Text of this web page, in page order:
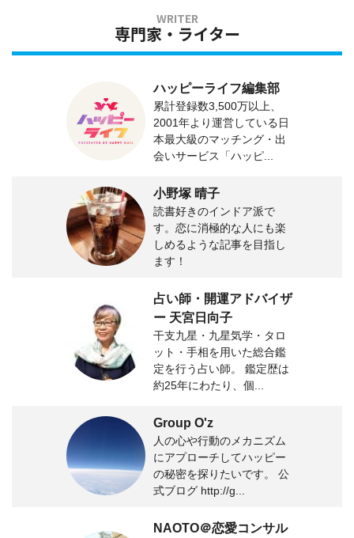
専門家・ライター
ハッピーライフ編集部
累計登録数3,500万以上、
2001年より運営している日
本最大級のマッチング・出
会いサービス「ハッピ...
小野塚 晴子
読書好きのインドア派で
す。恋に消極的な人にも楽
しめるような記事を目指し
ます！
占い師・開運アドバイザ
ー 天宮日向子
干支九星・九星気学・タロ
ット・手相を用いた総合鑑
定を行う占い師。 鑑定歴は
約25年にわたり、個...
Group O'z
人の心や行動のメカニズム
にアプローチしてハッピー
の秘密を探りたいです。 公
式ブログ http://g...
NAOTO＠恋愛コンサル